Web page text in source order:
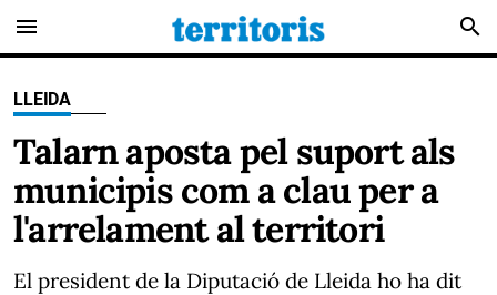
menu search
LLEIDA
Talarn aposta pel suport als
municipis com a clau per a
l'arrelament al territori
El president de la Diputació de Lleida ho ha dit